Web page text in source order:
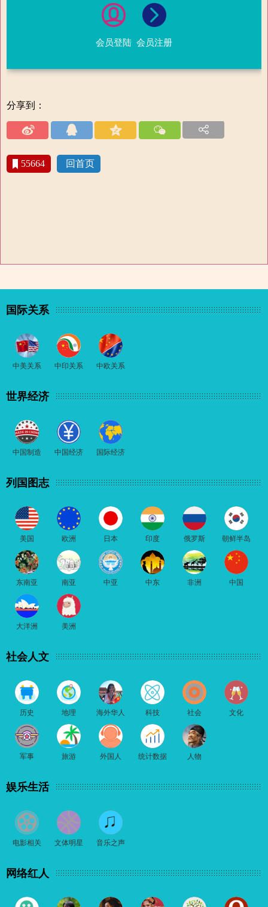
会员登陆 会员注册
分享到：
55664 回首页
国际关系
中美关系 中印关系 中欧关系
世界经济
中国制造 中国经济 国际经济
列国图志
美国 欧洲 日本 印度 俄罗斯 朝鲜半岛
东南亚 南亚 中亚 中东 非洲 中国
大洋洲 美洲
社会人文
历史 地理 海外华人 科技 社会 文化
军事 旅游 外国人 统计数据 人物
娱乐生活
电影相关 文体明星 音乐之声
网络红人